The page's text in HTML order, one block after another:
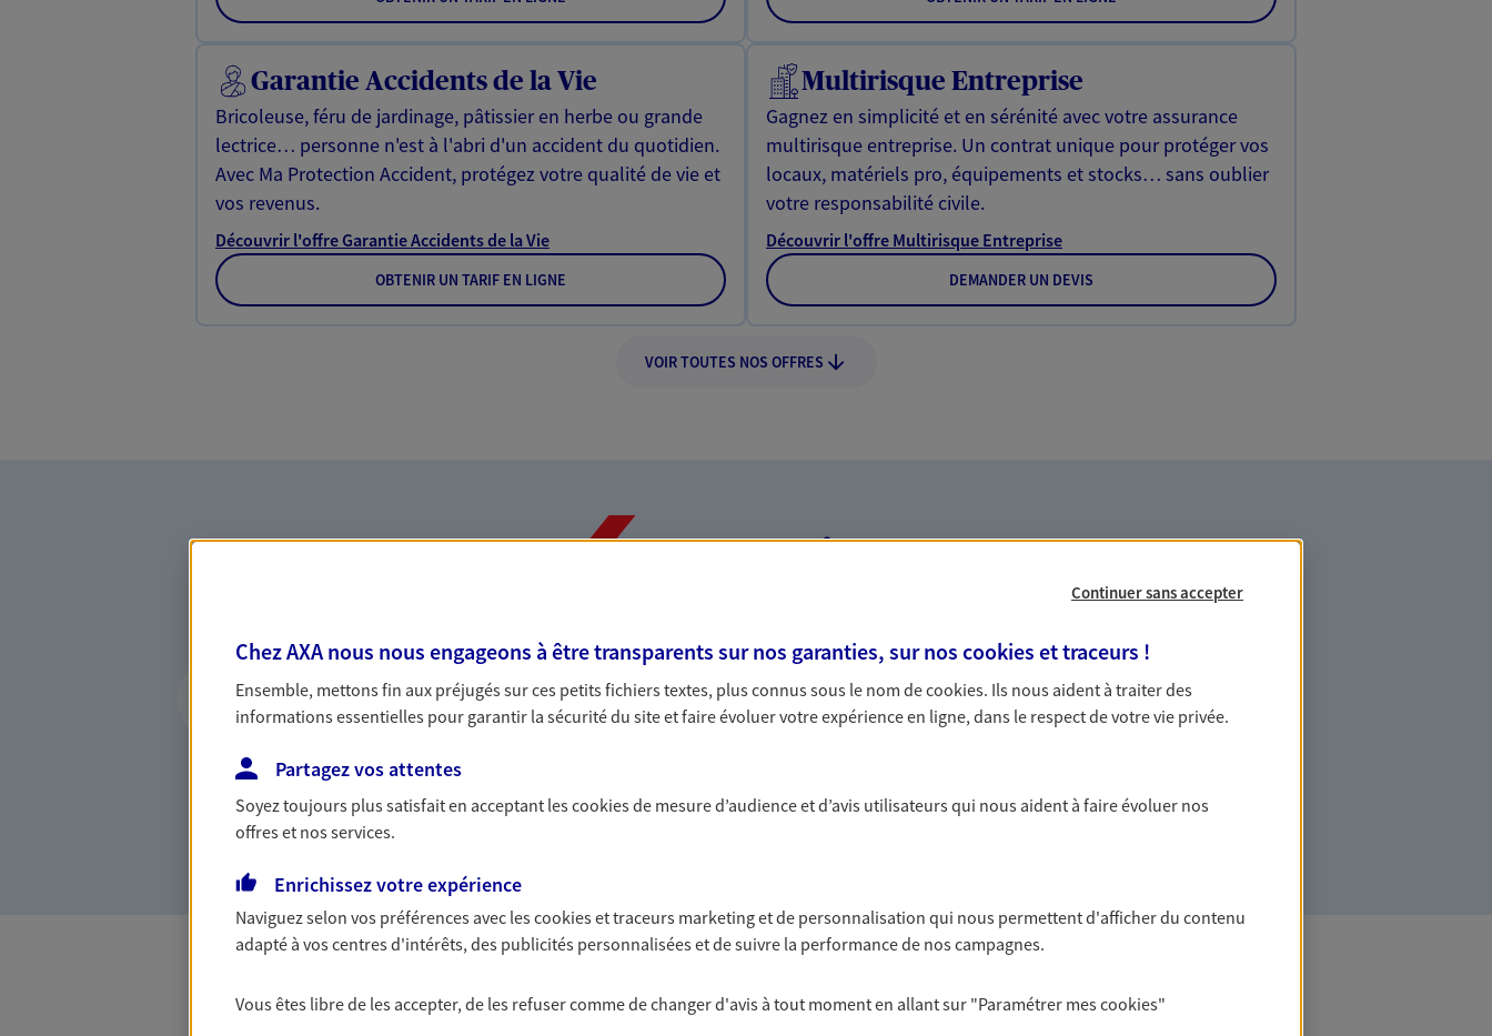
Garantie Accidents de la Vie
Bricoleuse, féru de jardinage, pâtissier en herbe ou grande
lectrice… personne n'est à l'abri d'un accident du quotidien.
Avec Ma Protection Accident, protégez votre qualité de vie et
vos revenus.
Découvrir l'offre Garantie Accidents de la Vie
OBTENIR UN TARIF EN LIGNE
Multirisque Entreprise
Gagnez en simplicité et en sérénité avec votre assurance
multirisque entreprise. Un contrat unique pour protéger vos
locaux, matériels pro, équipements et stocks… sans oublier
votre responsabilité civile.
Découvrir l'offre Multirisque Entreprise
DEMANDER UN DEVIS
VOIR TOUTES NOS OFFRES
Nos expertises
Vous accompagner dans la durée et la
confiance
votre vie, c'est ainsi que nous concevons notre métier : dans
la confiance et la proximité. C'est en apprenant à vous
connaître que nous proposons de meilleures solutions.
Accompagner les professionnels et les
entreprises
votre activité, vos collaborateurs... mais aussi vous-même et
Toutes nos offres Assurance & Banque
Continuer sans accepter
Chez AXA nous nous engageons à être transparents sur nos garanties, sur nos cookies et traceurs !
Ensemble, mettons fin aux préjugés sur ces petits fichiers textes, plus connus sous le nom decookies. Ils nous aident à traiter des
informations essentielles pour garantir la sécurité du site et faire évoluer votre expérience en ligne, dans le respect de votre vie privée.
Partagez vos attentes
Soyez toujours plus satisfait en acceptant lescookiesde mesure d’audience et d’avis utilisateurs qui nous aident à faire évoluer nos
offres et nos services.
Enrichissez votre expérience
Naviguez selon vos préférences avec lescookies et traceurs marketing et de personnalisation qui nous permettent d'afficher du contenu
adapté à vos centres d'intérêts, des publicités personnalisées et de suivre la performance de nos campagnes.
Vous êtes libre de les accepter, de les refuser comme de changer d'avis à tout moment en allant sur "Paramétrer mescookies"